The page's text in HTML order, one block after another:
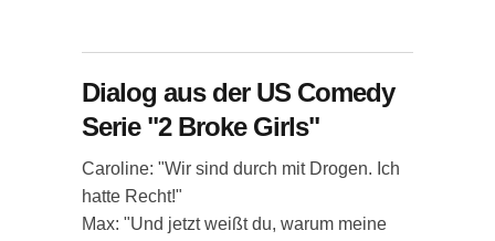
Dialog aus der US Comedy
Serie "2 Broke Girls"
Caroline: "Wir sind durch mit Drogen. Ich
hatte Recht!"
Max: "Und jetzt weißt du, warum meine